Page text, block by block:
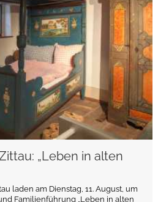
„Leben in alten
laden am Dienstag, 11. August, um
Familienführung „Leben in alten